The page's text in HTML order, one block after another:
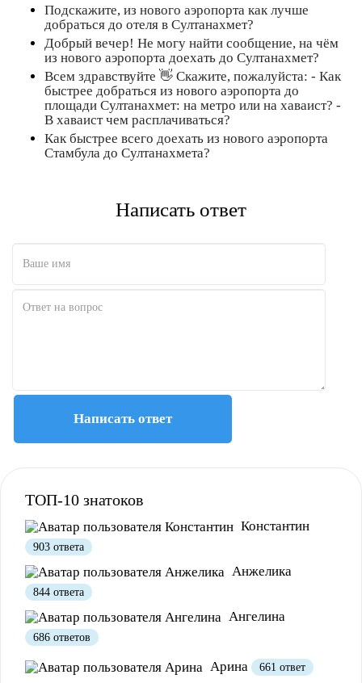
Полезно 12 Не очень 1
Полезно 1
Подскажите, из нового аэропорта как лучше
добраться до отеля в Султанахмет?
Добрый вечер! Не могу найти сообщение, на чём
из нового аэропорта доехать до Султанахмет?
Всем здравствуйте 👋 Скажите, пожалуйста: - Как
быстрее добраться из нового аэропорта до
площади Султанахмет: на метро или на хаваист? -
В хаваист чем расплачиваться?
Как быстрее всего доехать из нового аэропорта
Стамбула до Султанахмета?
Написать ответ
Написать ответ
ТОП-10 знатоков
Константин
903 ответа
Анжелика
844 ответа
Ангелина
686 ответов
Арина 661 ответ